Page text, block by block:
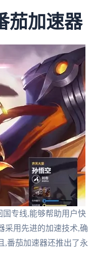
茄加速器
专线,能够帮助用户快
采用先进的加速技术,确
,番茄加速器还推出了永